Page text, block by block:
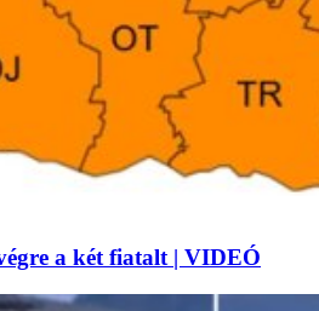
a két fiatalt | VIDEÓ